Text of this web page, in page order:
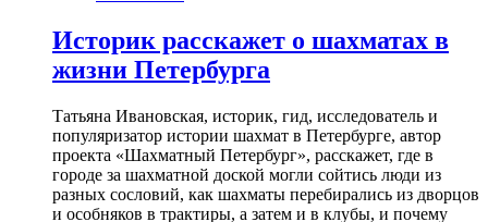
Историк расскажет о шахматах в
жизни Петербурга
Татьяна Ивановская, историк, гид, исследователь и
популяризатор истории шахмат в Петербурге, автор
проекта «Шахматный Петербург», расскажет, где в
городе за шахматной доской могли сойтись люди из
разных сословий, как шахматы перебирались из дворцов
и особняков в трактиры, а затем и в клубы, и почему